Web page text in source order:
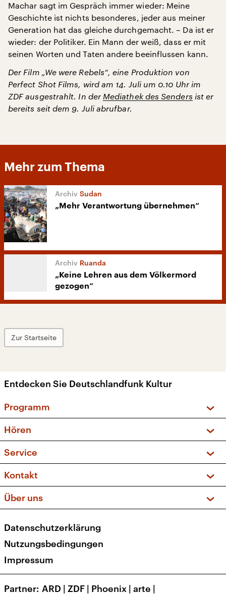
Machar sagt im Gespräch immer wieder: Meine
Geschichte ist nichts besonderes, jeder aus meiner
Generation hat das gleiche durchgemacht. – Da ist er
wieder: der Politiker. Ein Mann der weiß, dass er mit
seinen Worten und Taten andere beeinflussen kann.
Der Film „We were Rebels“, eine Produktion von
Perfect Shot Films, wird am 14. Juli um 0.10 Uhr im
ZDF ausgestrahlt. In der Mediathek des Senders ist er
bereits seit dem 9. Juli abrufbar.
Mehr zum Thema
Sudan
„Mehr Verantwortung übernehmen“
Ruanda
„Keine Lehren aus dem Völkermord
gezogen“
Zur Startseite
Entdecken Sie Deutschlandfunk Kultur
Programm
Sendungen und Podcasts
Musikliste
Kakadu – Das Kinderprogramm
Hören
Frequenzen (UKW + DAB+)
Service
FAQ
Apps
Newsletter
Veranstaltungen
Kontakt
Social Media
Über uns
Presse
Karriere
Transparenz
Datenschutzerklärung
Nutzungsbedingungen
Impressum
Partner ARD | ZDF | Phoenix | arte |